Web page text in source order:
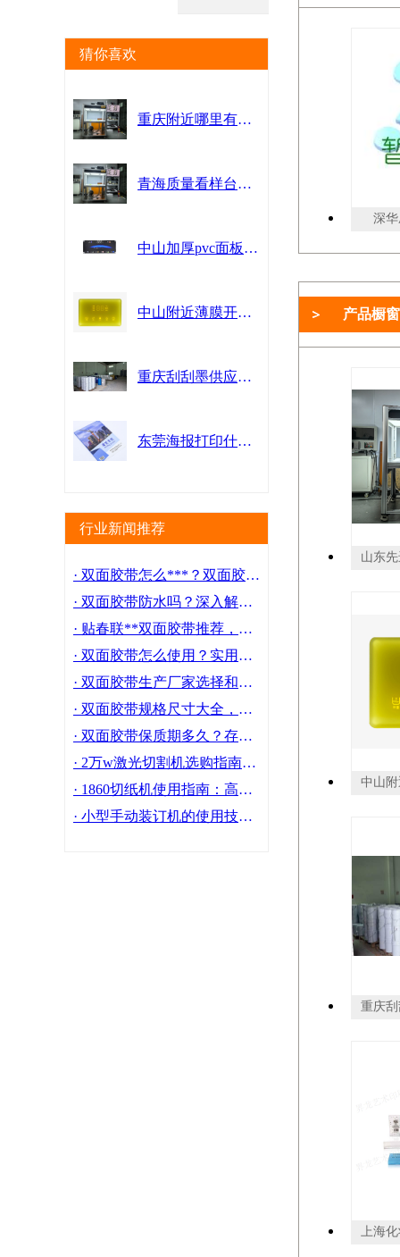
猜你喜欢
重庆附近哪里有看样台售后服务 诚信服务 东莞普视智能科技供应
青海质量看样台有哪些 诚信服务 东莞普视智能科技供应
中山加厚pvc面板联系方式 来电咨询 中山市汇隆印务供应
中山附近薄膜开关费用是多少 欢迎来电 中山市汇隆印务供应
重庆刮刮墨供应商 贴心服务 广州乐迪新材料科技供应
东莞海报打印什么价格 东莞市新盛数码印刷供应
行业新闻推荐
· 双面胶带怎么***？双面胶带***小妙招，轻松解决残留问题！
· 双面胶带防水吗？深入解析与实用指南！选购必看！
· 贴春联**双面胶带推荐，轻松搞定新年装饰！
· 双面胶带怎么使用？实用技巧大放送！
· 双面胶带生产厂家选择和推荐指南，品质有保障
· 双面胶带规格尺寸大全，满足各种需求
· 双面胶带保质期多久？存储与使用注意事项
· 2万w激光切割机选购指南：高效加工，精细切割
· 1860切纸机使用指南：高效切纸，轻松完成印刷前期工作
· 小型手动装订机的使用技巧和注意事项一文详解
深华
产品橱窗